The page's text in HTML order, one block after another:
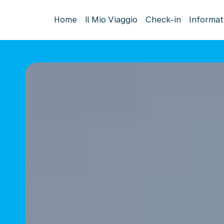
Home Il Mio Viaggio Check-in